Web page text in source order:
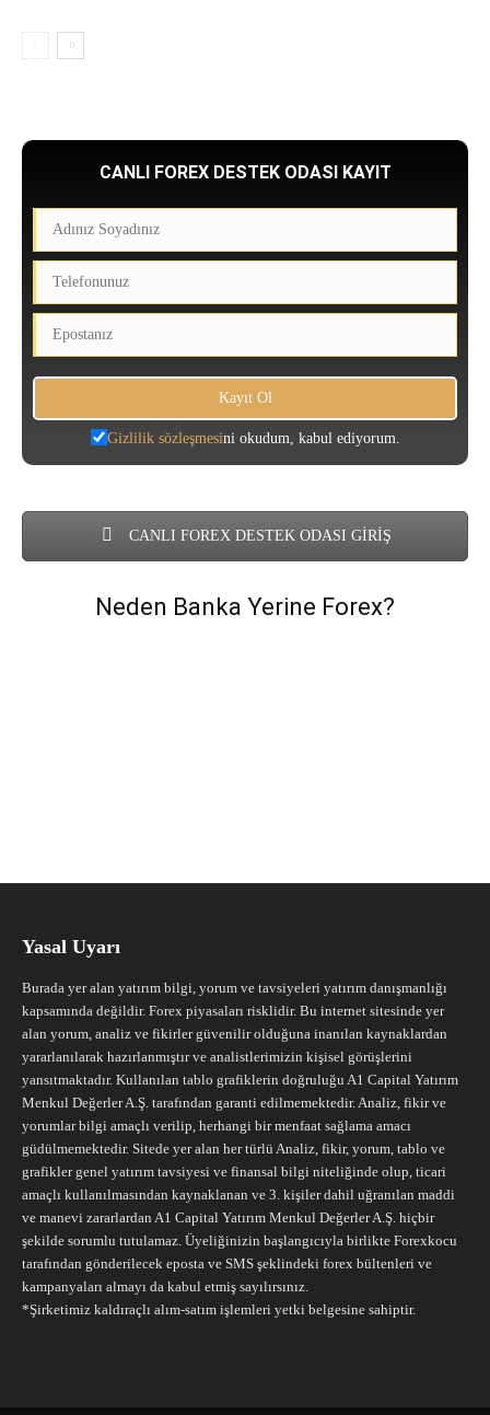
CANLI FOREX DESTEK ODASI KAYIT
Gizlilik sözleşmesini okudum, kabul ediyorum.
CANLI FOREX DESTEK ODASI GİRİŞ
Neden Banka Yerine Forex?
Yasal Uyarı
Burada yer alan yatırım bilgi, yorum ve tavsiyeleri yatırım danışmanlığı
kapsamında değildir. Forex piyasaları risklidir. Bu internet sitesinde yer
alan yorum, analiz ve fikirler güvenilir olduğuna inanılan kaynaklardan
yararlanılarak hazırlanmıştır ve analistlerimizin kişisel görüşlerini
yansıtmaktadır. Kullanılan tablo grafiklerin doğruluğu A1 Capital Yatırım
Menkul Değerler A.Ş. tarafından garanti edilmemektedir. Analiz, fikir ve
yorumlar bilgi amaçlı verilip, herhangi bir menfaat sağlama amacı
güdülmemektedir. Sitede yer alan her türlü Analiz, fikir, yorum, tablo ve
grafikler genel yatırım tavsiyesi ve finansal bilgi niteliğinde olup, ticari
amaçlı kullanılmasından kaynaklanan ve 3. kişiler dahil uğranılan maddi
ve manevi zararlardan A1 Capital Yatırım Menkul Değerler A.Ş. hiçbir
şekilde sorumlu tutulamaz. Üyeliğinizin başlangıcıyla birlikte Forexkocu
tarafından gönderilecek eposta ve SMS şeklindeki forex bültenleri ve
kampanyaları almayı da kabul etmiş sayılırsınız.
*Şirketimiz kaldıraçlı alım-satım işlemleri yetki belgesine sahiptir.